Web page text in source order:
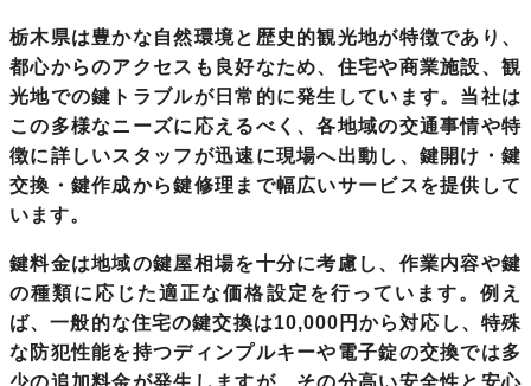
栃木県は豊かな自然環境と歴史的観光地が特徴であり、
都心からのアクセスも良好なため、住宅や商業施設、観
光地での鍵トラブルが日常的に発生しています。当社は
この多様なニーズに応えるべく、各地域の交通事情や特
徴に詳しいスタッフが迅速に現場へ出動し、鍵開け・鍵
交換・鍵作成から鍵修理まで幅広いサービスを提供して
います。
鍵料金は地域の鍵屋相場を十分に考慮し、作業内容や鍵
の種類に応じた適正な価格設定を行っています。例え
ば、一般的な住宅の鍵交換は10,000円から対応し、特殊
な防犯性能を持つディンプルキーや電子錠の交換では多
少の追加料金が発生しますが、その分高い安全性と安心